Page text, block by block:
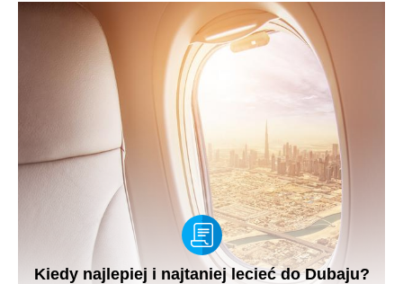
Ekipa Onet On Tour wybrała się na przejażdżkę po pustyni.
Rafiq Shaikh -...
Kiedy najlepiej i najtaniej lecieć do Dubaju?